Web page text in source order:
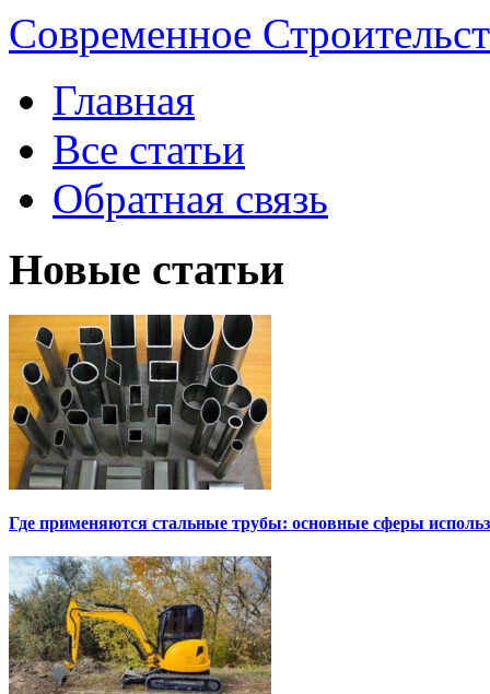
Современное
Главная
Все статьи
Обратная связь
Новые статьи
Где применяются стальные трубы: основные сферы